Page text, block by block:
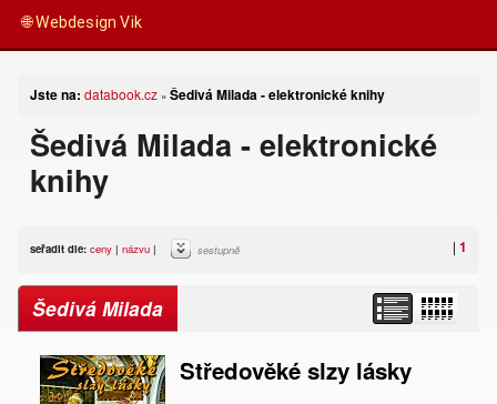
🌐 Webdesign Vik
Jste na: databook.cz » Šedivá Milada - elektronické knihy
Šedivá Milada - elektronické
knihy
| 1
seřadit dle: ceny | názvu | sestupně
Šedivá Milada
Středověké slzy lásky